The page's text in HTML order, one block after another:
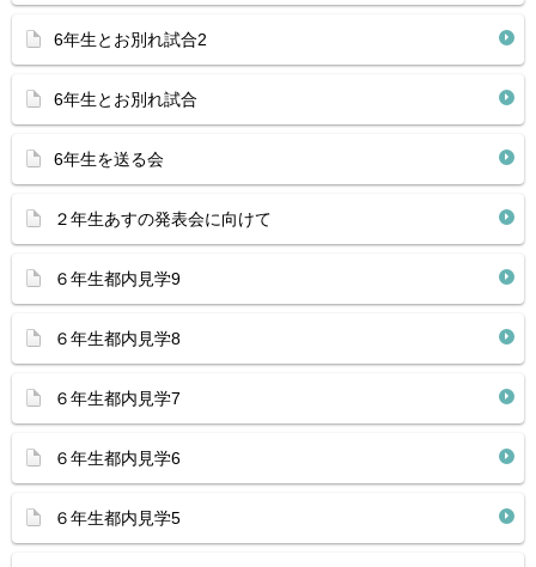
6年生とお別れ試合2
6年生とお別れ試合
6年生を送る会
２年生あすの発表会に向けて
６年生都内見学9
６年生都内見学8
６年生都内見学7
６年生都内見学6
６年生都内見学5